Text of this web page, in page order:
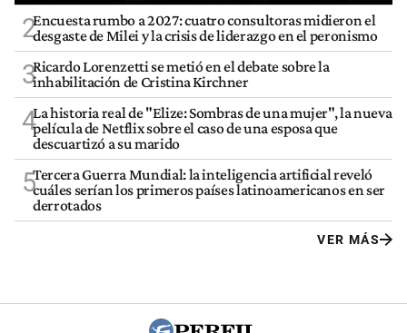
2Encuesta rumbo a 2027: cuatro consultoras midieron el
desgaste de Milei y la crisis de liderazgo en el peronismo
3Ricardo Lorenzetti se metió en el debate sobre la
inhabilitación de Cristina Kirchner
4La historia real de "Elize: Sombras de una mujer", la nueva
película de Netflix sobre el caso de una esposa que
descuartizó a su marido
5Tercera Guerra Mundial: la inteligencia artificial reveló
cuáles serían los primeros países latinoamericanos en ser
derrotados
VER MÁS